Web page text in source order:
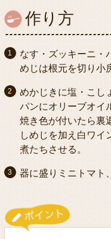
作り方
なす・ズッキーニ・
めじは根元を切り小
めかじきに塩・こし
パンにオリーブオイ
焼き色が付いたら裏
しめじを加え白ワイ
煮たちさせる。
器に盛りミニトマト